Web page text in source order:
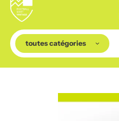
toutes catégories